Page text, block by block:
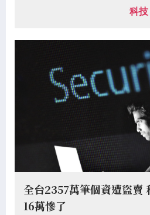
科技
全台2357萬筆個資遭盜賣
16萬慘了